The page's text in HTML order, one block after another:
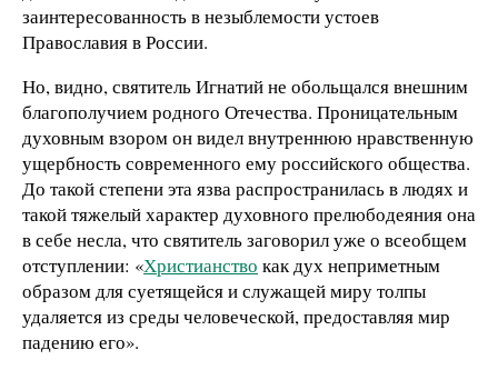
заинтересованность в незыблемости устоев
Православия в России.
Но, видно, святитель Игнатий не обольщался внешним
благополучием родного Отечества. Проницательным
духовным взором он видел внутреннюю нравственную
ущербность современного ему российского общества.
До такой степени эта язва распространилась в людях и
такой тяжелый характер духовного прелюбодеяния она
в себе несла, что святитель заговорил уже о всеобщем
отступлении: «Христианство как дух неприметным
образом для суетящейся и служащей миру толпы
удаляется из среды человеческой, предоставляя мир
падению его».